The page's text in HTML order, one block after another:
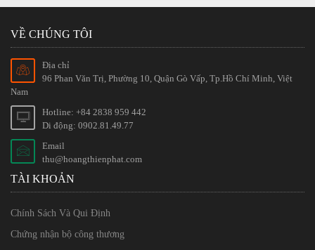
VỀ CHÚNG TÔI
Địa chỉ
96 Phan Văn Trị, Phường 10, Quận Gò Vấp, Tp.Hồ Chí Minh, Việt
Nam
Hotline: +84 2838 959 442
Di động: 0902.81.49.77
Email
thu@hoangthienphat.com
TÀI KHOẢN
Chính Sách Và Qui Định
Chứng nhận bộ công thương